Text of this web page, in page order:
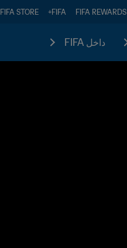
FIFA REWARDS
FIFA+
FIFA STORE
داخل FIFA